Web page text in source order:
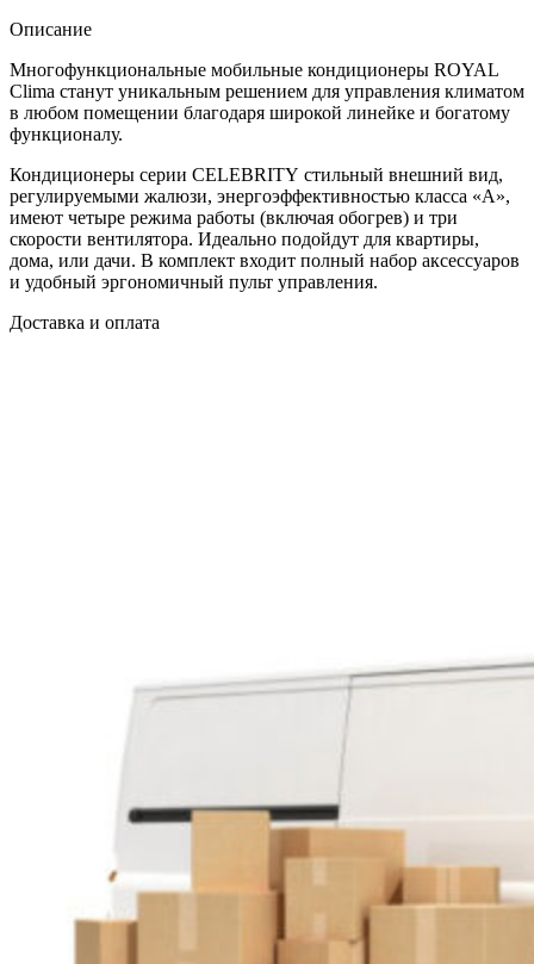
Описание
Многофункциональные мобильные кондиционеры ROYAL
Clima станут уникальным решением для управления климатом
в любом помещении благодаря широкой линейке и богатому
функционалу.
Кондиционеры серии CELEBRITY стильный внешний вид,
регулируемыми жалюзи, энергоэффективностью класса «А»,
имеют четыре режима работы (включая обогрев) и три
скорости вентилятора. Идеально подойдут для квартиры,
дома, или дачи. В комплект входит полный набор аксессуаров
и удобный эргономичный пульт управления.
Доставка и оплата